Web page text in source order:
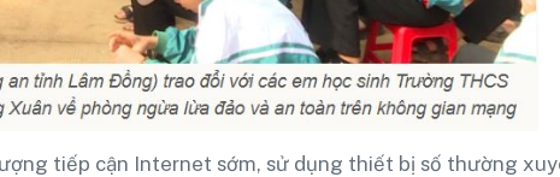
tiếp cận Internet sớm, sử dụng thiết bị số thường